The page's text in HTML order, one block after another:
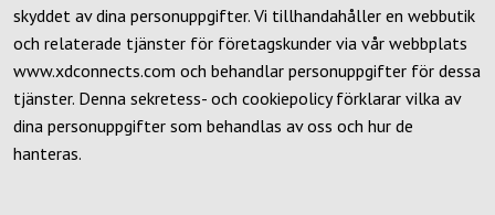
skyddet av dina personuppgifter. Vi tillhandahåller en webbutik
och relaterade tjänster för företagskunder via vår webbplats
www.xdconnects.com och behandlar personuppgifter för dessa
tjänster. Denna sekretess- och cookiepolicy förklarar vilka av
dina personuppgifter som behandlas av oss och hur de
hanteras.